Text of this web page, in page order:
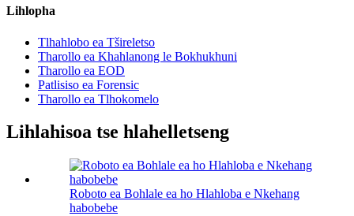
Lihlopha
Tlhahlobo ea Tšireletso
Tharollo ea Khahlanong le Bokhukhuni
Tharollo ea EOD
Patlisiso ea Forensic
Tharollo ea Tlhokomelo
Lihlahisoa tse hlahelletseng
Roboto ea Bohlale ea ho Hlahloba e Nkehang
habobebe